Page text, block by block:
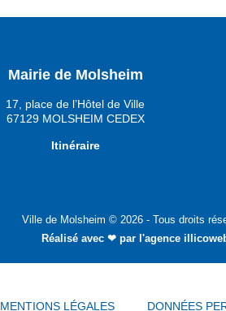
Mairie de Molsheim
17, place de l’Hôtel de Ville
67129 MOLSHEIM CEDEX
Itinéraire
Ville de Molsheim © 2026 - Tous droits
Réalisé avec ❤ par l'agence
MENTIONS LÉGALES DONNÉES